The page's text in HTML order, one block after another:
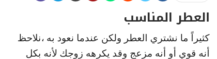
العطر المناسب
كثيراً ما نشتري العطر ولكن عندما نعود به ،نلاحظ
أنه قوي أو أنه مزعج وقد يكرهه زوجك لأنه بكل